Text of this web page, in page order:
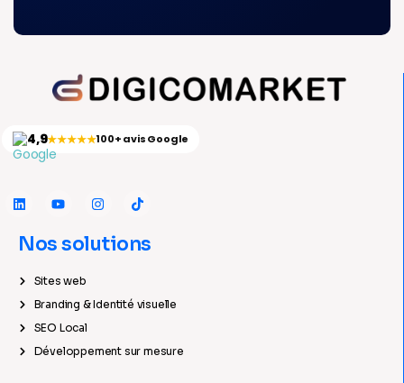
4,9★★★★★100+ avis Google
Nos solutions
Sites web
Branding & Identité visuelle
SEO Local
Développement sur mesure